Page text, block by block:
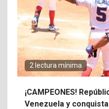
2 lectura mínima
¡CAMPEONES!
Venezuela y